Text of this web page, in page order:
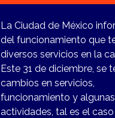
La Ciudad de México
del funcionamiento que
diversos servicios en la
Este 31 de diciembre, se
cambios en servicios,
funcionamiento y algunas
actividades, tal es el